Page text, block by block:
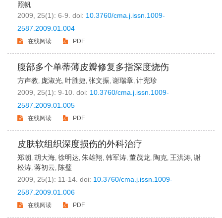
照帆
2009, 25(1): 6-9. doi: 10.3760/cma.j.issn.1009-
2587.2009.01.004
在线阅读 PDF
腹部多个单蒂薄皮瓣修复多指深度烧伤
方声教, 庞淑光, 叶胜捷, 张文振, 谢瑞章, 计宪珍
2009, 25(1): 9-10. doi: 10.3760/cma.j.issn.1009-
2587.2009.01.005
在线阅读 PDF
皮肤软组织深度损伤的外科治疗
郑朝, 胡大海, 徐明达, 朱雄翔, 韩军涛, 董茂龙, 陶克, 王洪涛, 谢
松涛, 蒋初云, 陈璧
2009, 25(1): 11-14. doi: 10.3760/cma.j.issn.1009-
2587.2009.01.006
在线阅读 PDF